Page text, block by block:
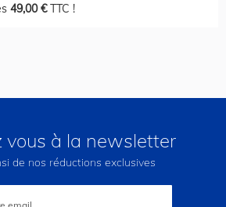
49,00 €TTC !
vous à la newsletter
de nos réductions exclusives